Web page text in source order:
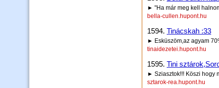
► "Ha már meg kell
bella-cullen.hupont.hu
1594. Tinácskah :33
► Esküszöm,az agyam
tinaidezetei.hupont.hu
1595. Tini
► Sziasztok!!! Köszi hogy
sztarok-rea.hupont.hu